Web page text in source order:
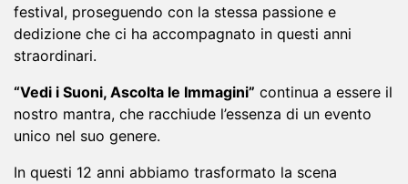
festival, proseguendo con la stessa passione e
dedizione che ci ha accompagnato in questi anni
straordinari.
“Vedi i Suoni, Ascolta le Immagini” continua a essere il
nostro mantra, che racchiude l’essenza di un evento
unico nel suo genere.
In questi 12 anni abbiamo trasformato la scena